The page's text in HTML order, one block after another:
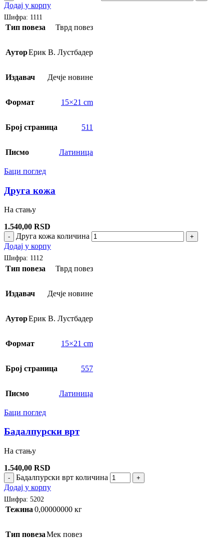
Додај у корпу
Шифра: 1111
Тип повеза Тврд повез
АуторЕрик В. Лустбадер
Издавач Дечје новине
Формат 15×21 cm
Број страница 511
Писмо Латиница
Баци поглед
Друга кожа
На стању
1.540,00 RSD
- Друга кожа количина +
Додај у корпу
Шифра: 1112
Тип повеза Тврд повез
Издавач Дечје новине
АуторЕрик В. Лустбадер
Формат 15×21 cm
Број страница 557
Писмо Латиница
Баци поглед
Бадалпурски врт
На стању
1.540,00 RSD
- Бадалпурски врт количина +
Додај у корпу
Шифра: 5202
Тежина 0,00000000 кг
Тип повезаМек повез